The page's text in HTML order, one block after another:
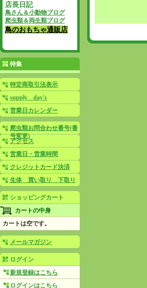
店長日記
鳥さん＆小動物ブログ
爬虫類＆両生類ブログ
鳥のおもちゃ通販店
特集
特定商取引法表示
supply day's
営業日カレンダー
爬虫類お問合わせ番号(番
号変更)
アクセス
営業日・営業時間
クレジットカード決済
生体 買い取り 下取り
ショッピングカート
カートの中身
カートは空です。
メールマガジン
ログイン
新規登録はこちら
ログインはこちら